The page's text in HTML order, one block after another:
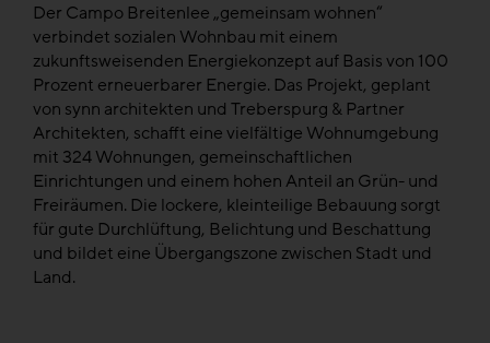
Der Campo Breitenlee „gemeinsam wohnen“
verbindet sozialen Wohnbau mit einem
zukunftsweisenden Energiekonzept auf Basis von 100
Prozent erneuerbarer Energie. Das Projekt, geplant
von synn architekten und Treberspurg & Partner
Architekten, schafft eine vielfältige Wohnumgebung
mit 324 Wohnungen, gemeinschaftlichen
Einrichtungen und einem hohen Anteil an Grün- und
Freiräumen. Die lockere, kleinteilige Bebauung sorgt
für gute Durchlüftung, Belichtung und Beschattung
und bildet eine Übergangszone zwischen Stadt und
Land.